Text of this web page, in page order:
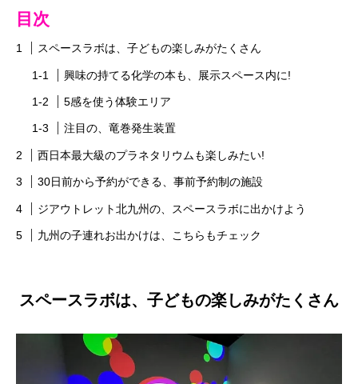
目次
スペースラボは、子どもの楽しみがたくさん
興味の持てる化学の本も、展示スペース内に!
5感を使う体験エリア
注目の、竜巻発生装置
西日本最大級のプラネタリウムも楽しみたい!
30日前から予約ができる、事前予約制の施設
ジアウトレット北九州の、スペースラボに出かけよう
九州の子連れお出かけは、こちらもチェック
スペースラボは、子どもの楽しみがたくさん